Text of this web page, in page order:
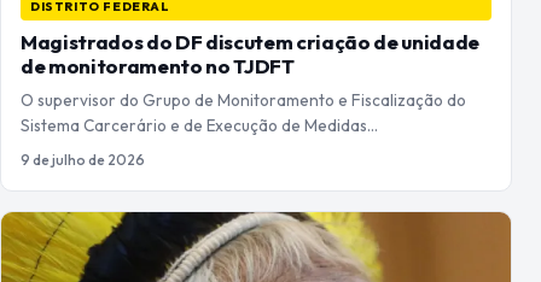
DISTRITO FEDERAL
Magistrados do DF discutem criação de unidade
de monitoramento no TJDFT
O supervisor do Grupo de Monitoramento e Fiscalização do
Sistema Carcerário e de Execução de Medidas…
9 de julho de 2026